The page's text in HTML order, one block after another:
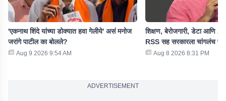
'एकनाथ शिंदे यांच्या डोक्यात हवा गेलीये' असं मनोज
जरांगे पाटील का बोलले?
Aug 9 2026 9:54 AM
शिक्षण, बेरोजगारी, डेटा आणि
RSS सह सरकारला चांगलंच
Aug 8 2026 8:31 PM
ADVERTISEMENT